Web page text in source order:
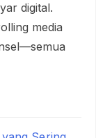
digital.
media